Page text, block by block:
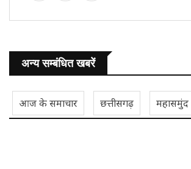
अन्य सम्बंधित खबरें
आज के समाचार छत्तीसगढ़ महासमुंद